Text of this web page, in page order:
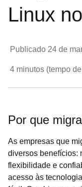
Linux
Publicado 24 de
4 minutos (tempo
Por que
As empresas que
diversos benefícios:
flexibilidade e
acesso às